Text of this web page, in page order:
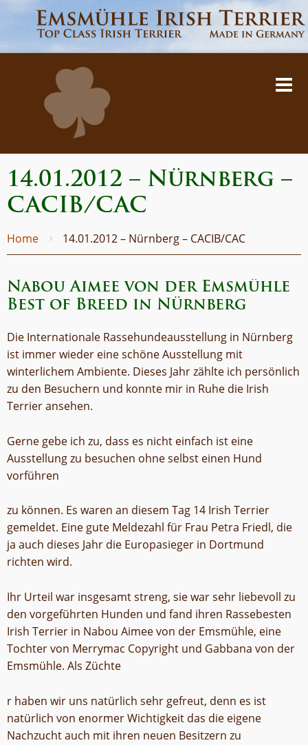
14.01.2012 – Nürnberg –
CACIB/CAC
Home 14.01.2012 – Nürnberg – CACIB/CAC
Nabou Aimee von der Emsmühle
Best of Breed in Nürnberg
Die Internationale Rassehundeausstellung in Nürnberg
ist immer wieder eine schöne Ausstellung mit
winterlichem Ambiente. Dieses Jahr zählte ich persönlich
zu den Besuchern und konnte mir in Ruhe die Irish
Terrier ansehen.
Gerne gebe ich zu, dass es nicht einfach ist eine
Ausstellung zu besuchen ohne selbst einen Hund
vorführen
zu können. Es waren an diesem Tag 14 Irish Terrier
gemeldet. Eine gute Meldezahl für Frau Petra Friedl, die
ja auch dieses Jahr die Europasieger in Dortmund
richten wird.
Ihr Urteil war insgesamt streng, sie war sehr liebevoll zu
den vorgeführten Hunden und fand ihren Rassebesten
Irish Terrier in Nabou Aimee von der Emsmühle, eine
Tochter von Merrymac Copyright und Gabbana von der
Emsmühle. Als Züchte
r haben wir uns natürlich sehr gefreut, denn es ist
natürlich von enormer Wichtigkeit das die eigene
Nachzucht auch mit ihren neuen Besitzern zu